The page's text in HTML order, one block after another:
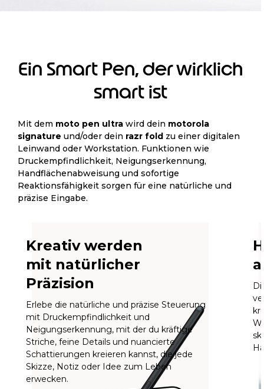
Ein Smart Pen, der wirklich
smart ist
Mit dem moto pen ultra wird dein motorola
signature und/oder dein razr fold zu einer digitalen
Leinwand oder Workstation. Funktionen wie
Druckempfindlichkeit, Neigungserkennung,
Handflächenabweisung und sofortige
Reaktionsfähigkeit sorgen für eine natürliche und
präzise Eingabe.
Kreativ werden
mit natürlicher
Präzision
Erlebe die natürliche und präzise Steuerung
mit Druckempfindlichkeit und
Neigungserkennung, mit der du kräftige
Striche, feine Details und nuancierte
Schattierungen kreieren kannst, die jede
Skizze, Notiz oder Idee zum Leben
erwecken.